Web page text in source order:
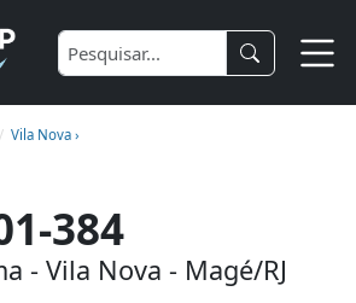
Vila Nova ›
384
- Vila Nova - Magé/RJ